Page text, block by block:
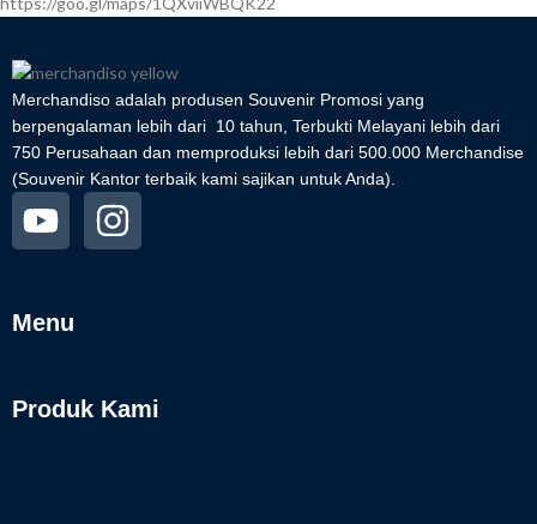
Merchandiso adalah produsen Souvenir Promosi yang
berpengalaman lebih dari 10 tahun, Terbukti Melayani lebih dari
750 Perusahaan dan memproduksi lebih dari 500.000 Merchandise
(Souvenir Kantor terbaik kami sajikan untuk Anda).
Menu
Produk Kami